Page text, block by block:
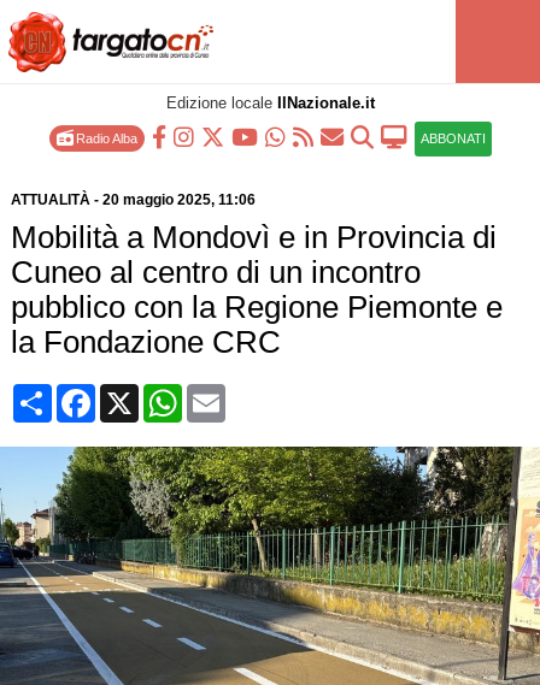
Edizione locale IlNazionale.it
Radio Alba ABBONATI
ATTUALITÀ- 20 maggio 2025, 11:06
Mobilità a Mondovì e in Provincia di
Cuneo al centro di un incontro
pubblico con la Regione Piemonte e
la Fondazione CRC
CondividiFacebook
X WhatsApp
Email